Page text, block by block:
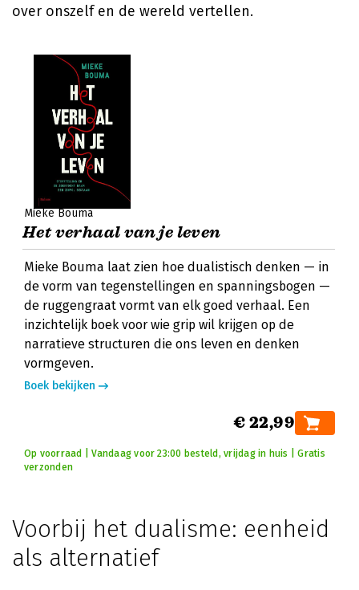
over onszelf en de wereld vertellen.
Mieke Bouma
Het verhaal van je leven
Mieke Bouma laat zien hoe dualistisch denken — in
de vorm van tegenstellingen en spanningsbogen —
de ruggengraat vormt van elk goed verhaal. Een
inzichtelijk boek voor wie grip wil krijgen op de
narratieve structuren die ons leven en denken
vormgeven.
Boek bekijken
€ 22,99
Op voorraad | Vandaag voor 23:00 besteld, vrijdag in huis | Gratis
verzonden
Voorbij het dualisme: eenheid
als alternatief